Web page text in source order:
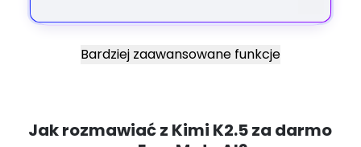
Bardziej zaawansowane funkcje
Jak rozmawiać z Kimi K2.5 za darmo